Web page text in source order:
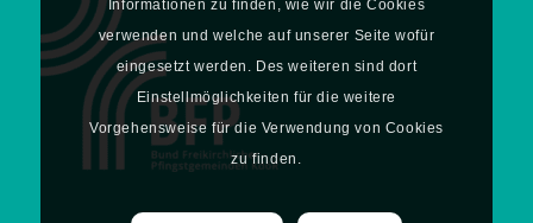
Informationen zu finden, wie wir die Cookies
verwenden und welche auf unserer Seite wofür
eingesetzt werden. Des weiteren sind dort
Einstellmöglichkeiten für die weitere
Vorgehensweise für die Verwendung von Cookies
zu finden.